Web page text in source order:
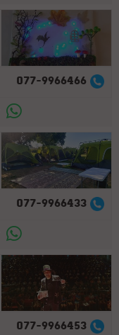
077-9966466
077-9966433
077-9966453